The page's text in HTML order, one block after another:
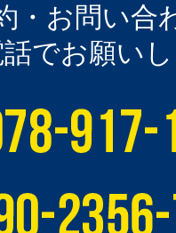
・お問い合
でお願い